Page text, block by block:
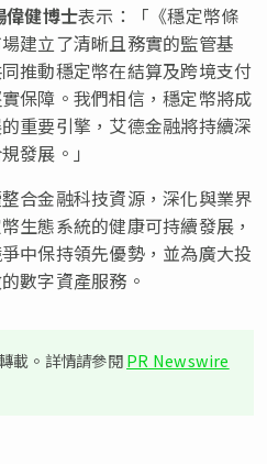
偉健博士表示：「《穩定幣條
建立了清晰且務實的監管基
推動穩定幣在結算及跨境支付
保障。我們相信，穩定幣將成
重要引擎，艾德金融將持續深
發展。」
合金融科技資源，深化與業界
生態系統的健康可持續發展，
中保持領先優勢，並為廣大投
數字資產服務。
載。詳情請參閱PR Newswire